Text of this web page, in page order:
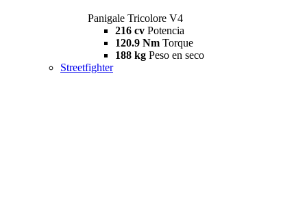
Panigale Tricolore V4
216 cv Potencia
120.9 Nm Torque
188 kg Peso en seco
Streetfighter